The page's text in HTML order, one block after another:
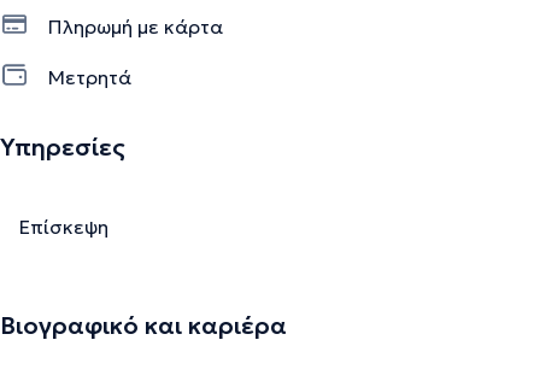
Πληρωμή με κάρτα
Μετρητά
Υπηρεσίες
Επίσκεψη
Βιογραφικό και καριέρα